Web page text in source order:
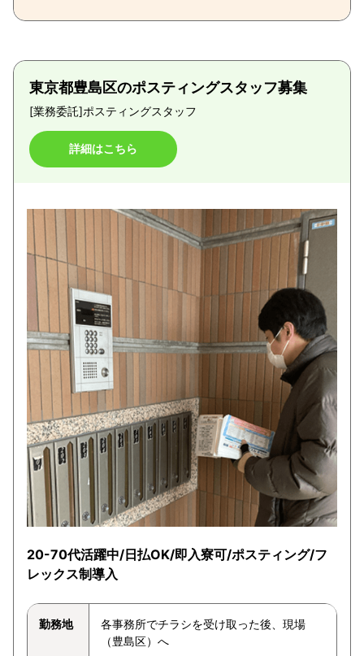
東京都豊島区のポスティングスタッフ募集
[業務委託]ポスティングスタッフ
詳細はこちら
20-70代活躍中/日払OK/即入寮可/ポスティング/フ
レックス制導入
勤務地
各事務所でチラシを受け取った後、現場
（豊島区）へ